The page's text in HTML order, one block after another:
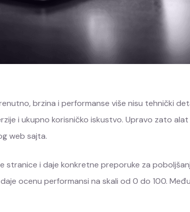
brzina i performanse više nisu tehnički
i ukupno korisničko iskustvo. Upravo zato
web sajta.
stranice i daje konkretne preporuke za
ocenu performansi na skali od 0 do 100.